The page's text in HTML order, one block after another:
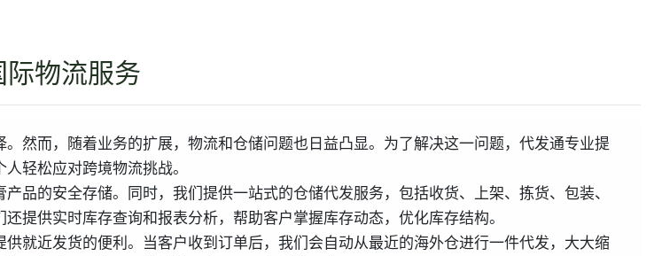
物流服务
然而，随着业务的扩展，物流和仓储问题也日益凸显。为了解决这一问题，代发通专业提
轻松应对跨境物流挑战。
品的安全存储。同时，我们提供一站式的仓储代发服务，包括收货、上架、拣货、包装、
提供实时库存查询和报表分析，帮助客户掌握库存动态，优化库存结构。
就近发货的便利。当客户收到订单后，我们会自动从最近的海外仓进行一件代发，大大缩